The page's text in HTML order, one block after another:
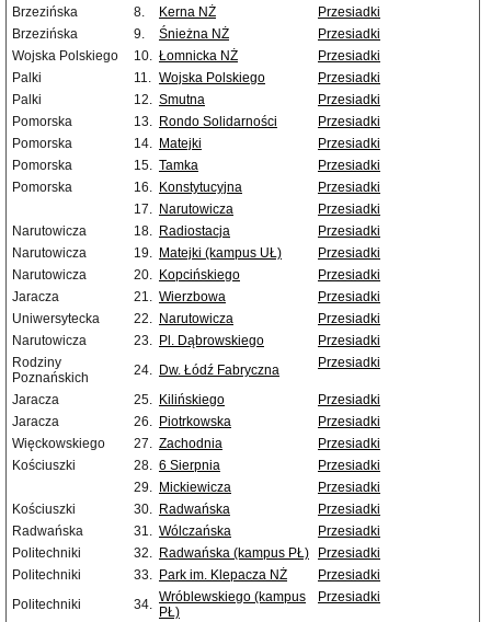
Brzezińska
8. Kerna NŻ
Przesiadki
Brzezińska
9. Śnieżna NŻ
Przesiadki
Wojska Polskiego
10. Łomnicka NŻ
Przesiadki
Palki
11. Wojska Polskiego
Przesiadki
Palki
12. Smutna
Przesiadki
Pomorska
13. Rondo Solidarności
Przesiadki
Pomorska
14. Matejki
Przesiadki
Pomorska
15. Tamka
Przesiadki
Pomorska
16. Konstytucyjna
Przesiadki
17. Narutowicza
Przesiadki
Narutowicza
18. Radiostacja
Przesiadki
Narutowicza
19. Matejki (kampus UŁ)
Przesiadki
Narutowicza
20. Kopcińskiego
Przesiadki
Jaracza
21. Wierzbowa
Przesiadki
Uniwersytecka
22. Narutowicza
Przesiadki
Narutowicza
23. Pl. Dąbrowskiego
Przesiadki
Rodziny
Poznańskich
24. Dw. Łódź Fabryczna Przesiadki
Jaracza 25. Kilińskiego
Przesiadki
Jaracza
26. Piotrkowska
Przesiadki
Więckowskiego
27. Zachodnia
Przesiadki
Kościuszki
28. 6 Sierpnia
Przesiadki
29. Mickiewicza
Przesiadki
Kościuszki
30. Radwańska
Przesiadki
Radwańska
31. Wólczańska
Przesiadki
Politechniki
32. Radwańska (kampus PŁ)
Przesiadki
Politechniki
33. Park im. Klepacza NŻ
Przesiadki
Politechniki
34. Wróblewskiego (kampus
PŁ)
Przesiadki